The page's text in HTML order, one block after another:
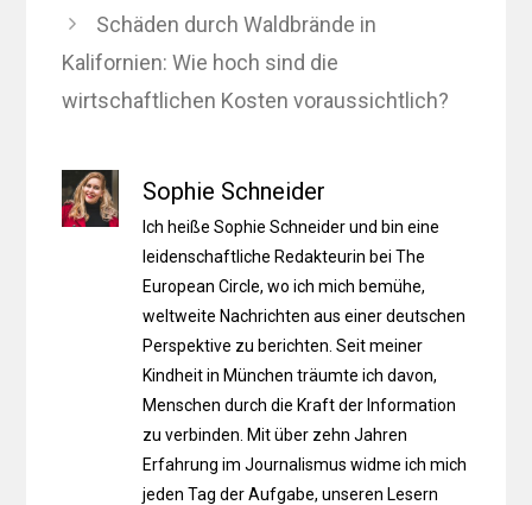
Schäden durch Waldbrände in
Kalifornien: Wie hoch sind die
wirtschaftlichen Kosten voraussichtlich?
Sophie Schneider
Ich heiße Sophie Schneider und bin eine
leidenschaftliche Redakteurin bei The
European Circle, wo ich mich bemühe,
weltweite Nachrichten aus einer deutschen
Perspektive zu berichten. Seit meiner
Kindheit in München träumte ich davon,
Menschen durch die Kraft der Information
zu verbinden. Mit über zehn Jahren
Erfahrung im Journalismus widme ich mich
jeden Tag der Aufgabe, unseren Lesern